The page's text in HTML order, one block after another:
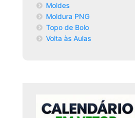
Moldes
Moldura PNG
Topo de Bolo
Volta às Aulas